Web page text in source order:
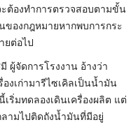
ต้องทำการตรวจสอบตามขั้น
องกฎหมายหากพบการกระ
ยต่อไป
ผู้จัดการโรงงาน อ้างว่า
งเก่ามารีไซเคิลเป็นน้ำมัน
ริ่มทดลองเดินเครื่องผลิต แต่
ลามไปติดถังน้ำมันที่มีอยู่